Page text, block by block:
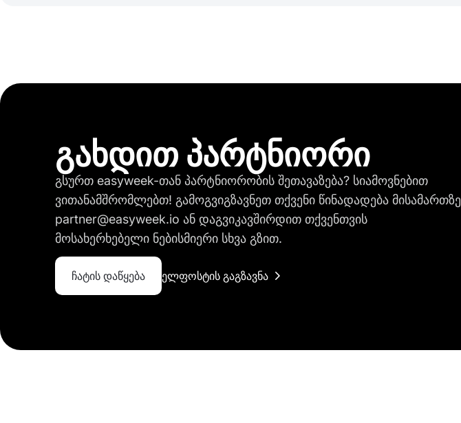
გახდით პარტნიორი
გსურთ easyweek-თან პარტნიორობის შეთავაზება? სიამოვნებით
ვითანამშრომლებთ! გამოგვიგზავნეთ თქვენი წინადადება მისამართზე
partner@easyweek.io ან დაგვიკავშირდით თქვენთვის
მოსახერხებელი ნებისმიერი სხვა გზით.
ჩატის დაწყება ელფოსტის გაგზავნა